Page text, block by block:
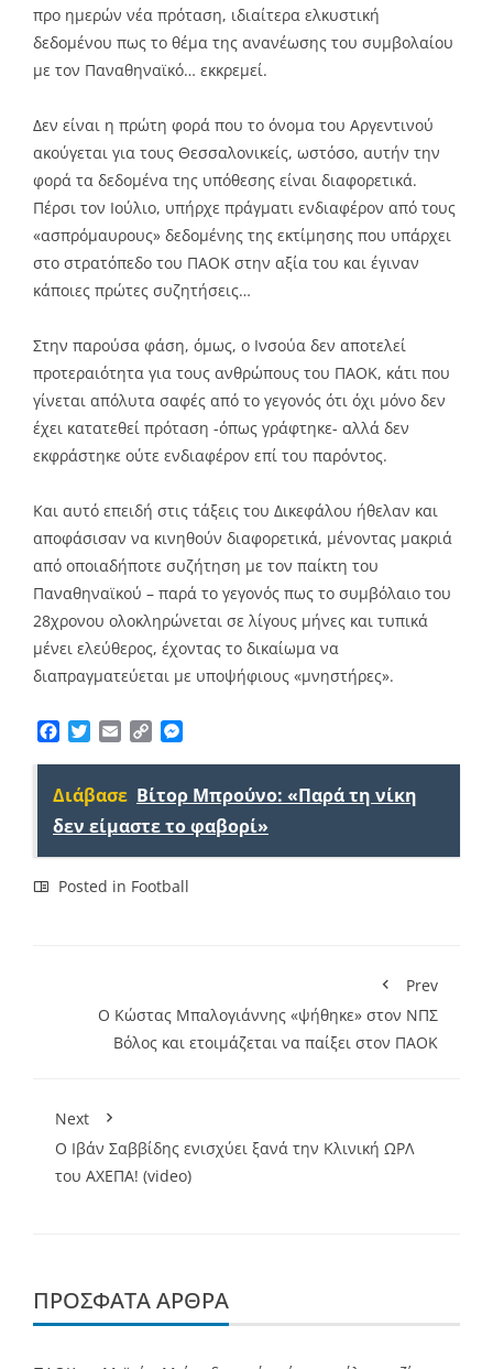
προ ημερών νέα πρόταση, ιδιαίτερα ελκυστική
δεδομένου πως το θέμα της ανανέωσης του συμβολαίου
με τον Παναθηναϊκό… εκκρεμεί.
Δεν είναι η πρώτη φορά που το όνομα του Αργεντινού
ακούγεται για τους Θεσσαλονικείς, ωστόσο, αυτήν την
φορά τα δεδομένα της υπόθεσης είναι διαφορετικά.
Πέρσι τον Ιούλιο, υπήρχε πράγματι ενδιαφέρον από τους
«ασπρόμαυρους» δεδομένης της εκτίμησης που υπάρχει
στο στρατόπεδο του ΠΑΟΚ στην αξία του και έγιναν
κάποιες πρώτες συζητήσεις…
Στην παρούσα φάση, όμως, ο Ινσούα δεν αποτελεί
προτεραιότητα για τους ανθρώπους του ΠΑΟΚ, κάτι που
γίνεται απόλυτα σαφές από το γεγονός ότι όχι μόνο δεν
έχει κατατεθεί πρόταση -όπως γράφτηκε- αλλά δεν
εκφράστηκε ούτε ενδιαφέρον επί του παρόντος.
Και αυτό επειδή στις τάξεις του Δικεφάλου ήθελαν και
αποφάσισαν να κινηθούν διαφορετικά, μένοντας μακριά
από οποιαδήποτε συζήτηση με τον παίκτη του
Παναθηναϊκού – παρά το γεγονός πως το συμβόλαιο του
28χρονου ολοκληρώνεται σε λίγους μήνες και τυπικά
μένει ελεύθερος, έχοντας το δικαίωμα να
διαπραγματεύεται με υποψήφιους «μνηστήρες».
Facebook
TwitterEmailCopy
Διάβασε Βίτορ Μπρούνο: «Παρά τη νίκη
δεν είμαστε το φαβορί»
Posted in Football
Prev
Ο Κώστας Μπαλογιάννης «ψήθηκε» στον ΝΠΣ
Βόλος και ετοιμάζεται να παίξει στον ΠΑΟΚ
Next
Ο Ιβάν Σαββίδης ενισχύει ξανά την Κλινική ΩΡΛ
του ΑΧΕΠΑ! (video)
ΠΡΌΣΦΑΤΑ ΆΡΘΡΑ